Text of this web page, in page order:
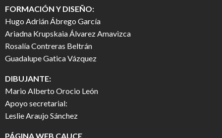
FORMACIÓN Y DISEÑO:
Hugo Adrián Ábrego García
Ariadna Krupskaia Álvarez Amavizca
Rosalía Contreras Beltrán
Guadalupe Gatica Vázquez
DIBUJANTE:
Mario Alberto Orocio León
Apoyo secretarial:
Leslie Araujo Sánchez
PÁGINA WEB CAUCE